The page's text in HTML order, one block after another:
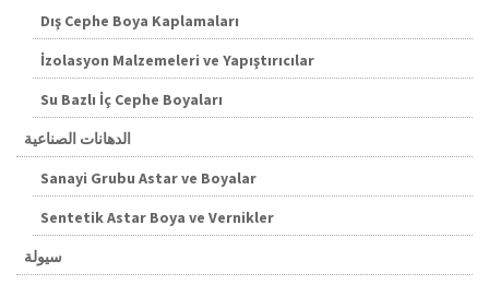
Dış Cephe Boya Kaplamaları
İzolasyon Malzemeleri ve Yapıştırıcılar
Su Bazlı İç Cephe Boyaları
الدهانات الصناعية
Sanayi Grubu Astar ve Boyalar
Sentetik Astar Boya ve Vernikler
سيولة